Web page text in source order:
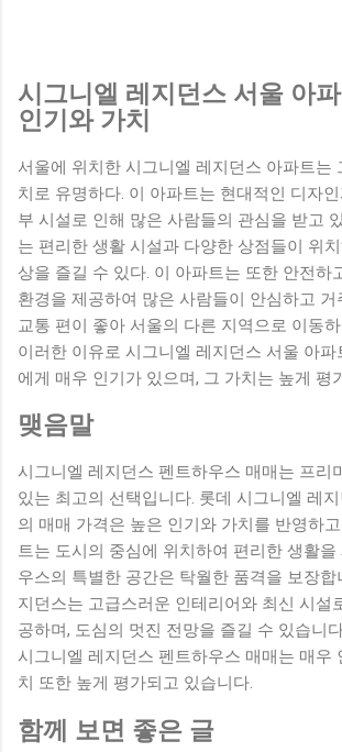
시그니엘 레지던스 서울 아
인기와 가치
서울에 위치한 시그니엘 레지던스 아파트는
치로 유명하다. 이 아파트는 현대적인 디자
부 시설로 인해 많은 사람들의 관심을 받고
는 편리한 생활 시설과 다양한 상점들이 위
상을 즐길 수 있다. 이 아파트는 또한 안전하
환경을 제공하여 많은 사람들이 안심하고 거
교통 편이 좋아 서울의 다른 지역으로 이동
이러한 이유로 시그니엘 레지던스 서울 아파
에게 매우 인기가 있으며, 그 가치는 높게 평
맺음말
시그니엘 레지던스 펜트하우스 매매는 프리
있는 최고의 선택입니다. 롯데 시그니엘 레
의 매매 가격은 높은 인기와 가치를 반영하
트는 도시의 중심에 위치하여 편리한 생활을
우스의 특별한 공간은 탁월한 품격을 보장합
지던스는 고급스러운 인테리어와 최신 시설
공하며, 도심의 멋진 전망을 즐길 수 있습니
시그니엘 레지던스 펜트하우스 매매는 매우
치 또한 높게 평가되고 있습니다.
함께 보면 좋은 글